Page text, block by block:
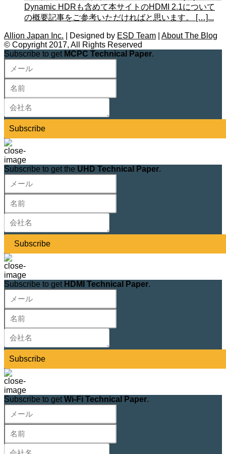
Dynamic HDRも含めて本サイトのHDMI 2.1について
の概要記事をご参考いただければと思います。 […]...
Allion Japan Inc. | Designed by ESD Team
About The Blog
© Copyright 2017, All Rights Reserved
Subscribe to get MCPC Technical Paper.
Subscribe
Subscribe to get the UHD Technical Paper.
Subscribe
Subscribe to get HDMI Technical Paper.
Subscribe
Subscribe to get Wi-Fi Technical Paper.